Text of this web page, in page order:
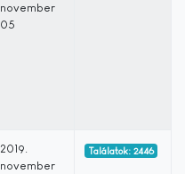
november
05
2019.
november
Találatok: 2446